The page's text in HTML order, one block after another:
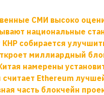
СМИ высоко
национальные
собирается
миллиардный
намерены
считает Ethereum
часть блокчейн